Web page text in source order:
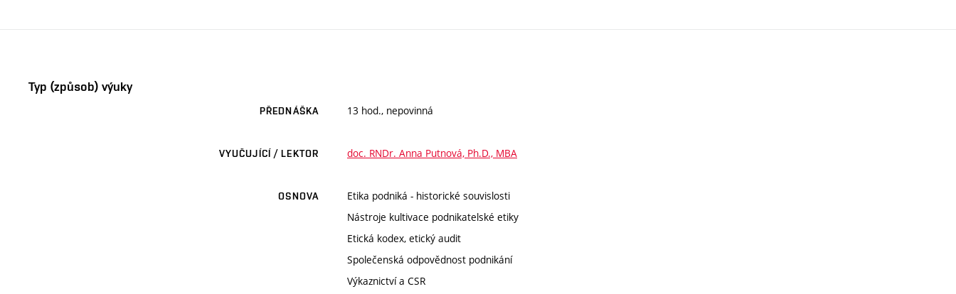
Typ (způsob) výuky
PŘEDNÁŠKA 13 hod., nepovinná
VYUČUJÍCÍ / LEKTOR doc. RNDr. Anna Putnová, Ph.D., MBA
OSNOVA
Etika podniká - historické souvislosti
Nástroje kultivace podnikatelské etiky
Etická kodex, etický audit
Společenská odpovědnost podnikání
Výkaznictví a CSR